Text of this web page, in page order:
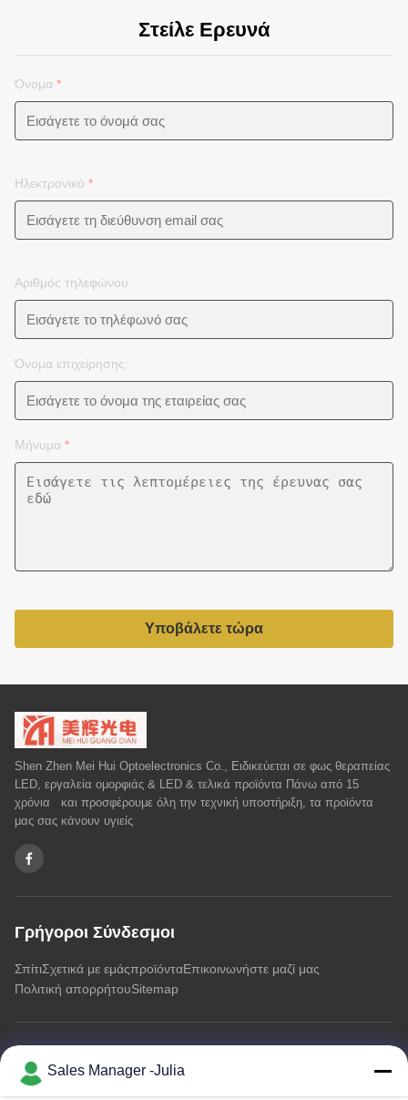
Στείλε Ερευνά
Όνομα *
Ηλεκτρονικό *
Αριθμός τηλεφώνου
Όνομα επιχείρησης:
Μήνυμα *
Υποβάλετε τώρα
Shen Zhen Mei Hui Optoelectronics Co., Ειδικεύεται σε φως θεραπείας
LED, εργαλεία ομορφιάς & LED & τελικά προϊόντα Πάνω από 15
χρόνια και προσφέρουμε όλη την τεχνική υποστήριξη, τα προϊόντα
μας σας κάνουν υγιείς
Γρήγοροι Σύνδεσμοι
ΣπίτιΣχετικά με εμάςπροϊόνταΕπικοινωνήστε μαζί μας
Πολιτική απορρήτουSitemap
Επικοινωνήστε μαζί μας
Διεύθυνση:: Πάτωμα 8/9, πρωτοποριακή περιοχή βιομηχανικών
Sales Manager -Julia